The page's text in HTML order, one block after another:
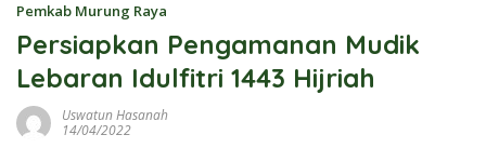
Pemkab Murung Raya
Persiapkan Pengamanan Mudik
Lebaran Idulfitri 1443 Hijriah
Uswatun Hasanah
14/04/2022